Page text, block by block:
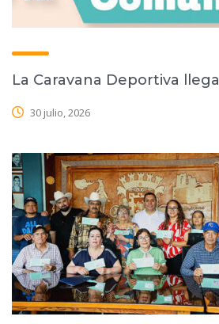
La Caravana Deportiva
30 julio, 2026